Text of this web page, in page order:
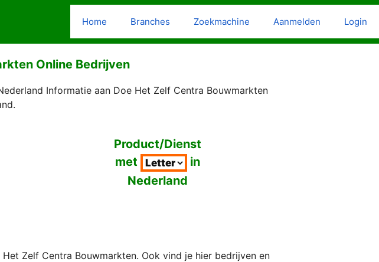
Home Branches Zoekmachine Aanmelden Login
Online Bedrijven
Informatie aan Doe Het Zelf Centra Bouwmarkten
Product/Dienst
met
in
Nederland
Zelf Centra Bouwmarkten. Ook vind je hier bedrijven en